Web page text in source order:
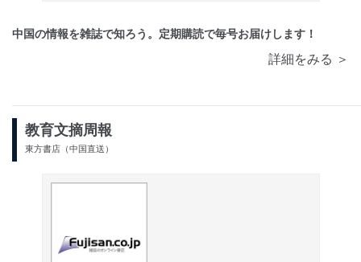
中国の情報を雑誌で知ろう。定期購読で毎号お届けします！
詳細をみる ＞
教育文摘周報
東方書店（中国直送）